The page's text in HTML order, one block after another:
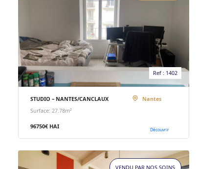
Ref : 1402
STUDIO – NANTES/CANCLAUX
Nantes
Surface: 27.78m²
96750€ HAI Découvrir
VENDU PAR NOS SOINS